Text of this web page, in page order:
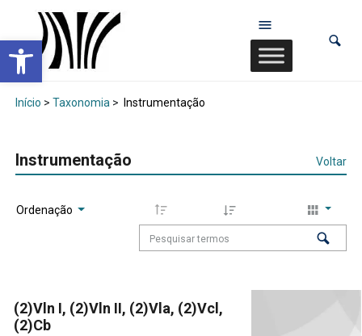
Abrir a barra de ferramentas
Início > Taxonomia > Instrumentação
Instrumentação Voltar
Ordenação
(2)Vln I, (2)Vln II, (2)Vla, (2)Vcl,
(2)Cb